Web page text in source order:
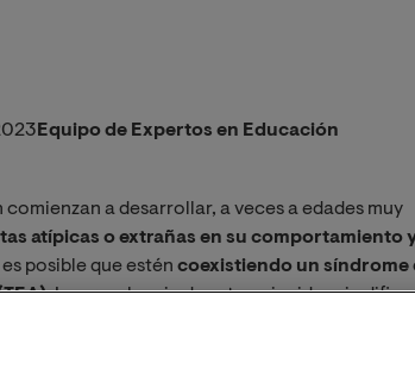
Equipo de Expertos en Educación
a desarrollar, a veces a edades muy
atípicas o extrañas en su comportamiento
posible que estén coexistiendo un síndrome
. La prevalencia de esta coincidencia
un 5-10%.